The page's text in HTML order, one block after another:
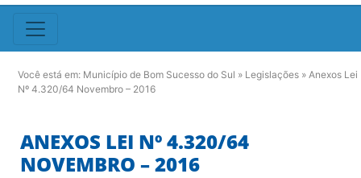
Você está em: Município de Bom Sucesso do Sul » Legislações » Anexos Lei
Nº 4.320/64 Novembro – 2016
ANEXOS LEI Nº 4.320/64
NOVEMBRO – 2016